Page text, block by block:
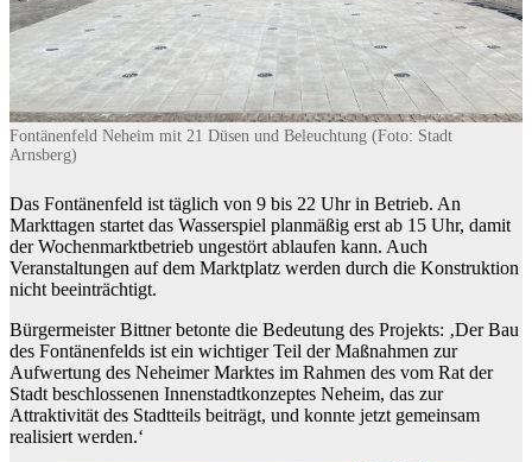
Fontänenfeld Neheim mit 21 Düsen und Beleuchtung (Foto: Stadt
Arnsberg)
Das Fontänenfeld ist täglich von 9 bis 22 Uhr in Betrieb. An
Markttagen startet das Wasserspiel planmäßig erst ab 15 Uhr, damit
der Wochenmarktbetrieb ungestört ablaufen kann. Auch
Veranstaltungen auf dem Marktplatz werden durch die Konstruktion
nicht beeinträchtigt.
Bürgermeister Bittner betonte die Bedeutung des Projekts: ‚Der Bau
des Fontänenfelds ist ein wichtiger Teil der Maßnahmen zur
Aufwertung des Neheimer Marktes im Rahmen des vom Rat der
Stadt beschlossenen Innenstadtkonzeptes Neheim, das zur
Attraktivität des Stadtteils beiträgt, und konnte jetzt gemeinsam
realisiert werden.‘